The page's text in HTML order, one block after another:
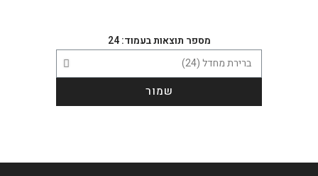
מספר תוצאות בעמוד: 24
שמור
סינון תוצאות
בחר דגם אופנוע